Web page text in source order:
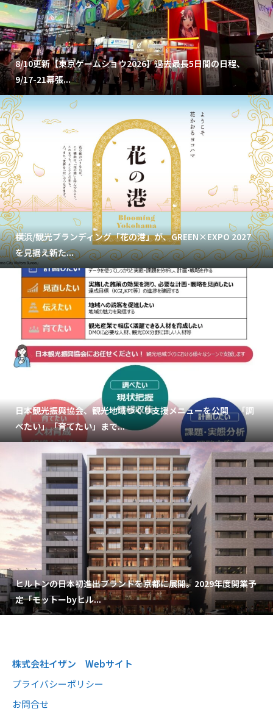
8/10更新【東京ゲームショウ2026】過去最長5日間の日程、
9/17-21幕張...
横浜/観光ブランディング「花の港」が、GREEN×EXPO 2027
を見据え新た...
日本観光振興協会、観光地域づくり支援メニューを公開 「調
べたい」「育てたい」まで...
ヒルトンの日本初進出ブランドを京都に展開。2029年度開業予
定「モットーbyヒル...
株式会社イザン Webサイト
プライバシーポリシー
お問合せ